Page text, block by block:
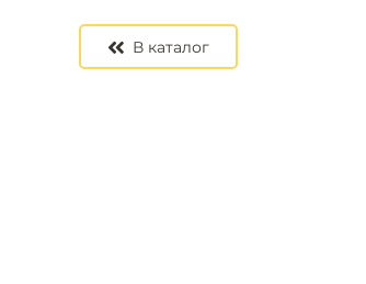
В каталог